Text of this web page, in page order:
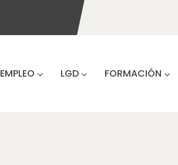
EMPLEO LGD FORMACIÓN